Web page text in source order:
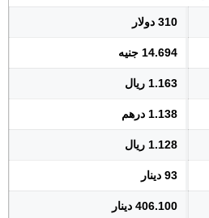
310 دولار
14.694 جنيه
1.163 ريال
1.138 درهم
1.128 ريال
93 دينار
406.100 دينار